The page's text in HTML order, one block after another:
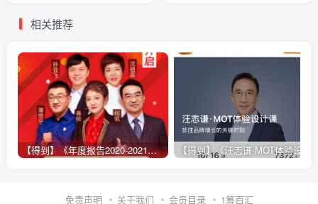
相关推荐
【得到】《年度报告2020-2021》-完结
免责声明 关于我们 会员目录 1筹百汇